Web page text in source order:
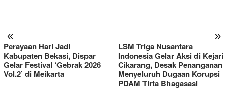
« »
Perayaan Hari Jadi
Kabupaten Bekasi, Dispar
Gelar Festival ‘Gebrak 2026
Vol.2’ di Meikarta
LSM Triga Nusantara
Indonesia Gelar Aksi di Kejari
Cikarang, Desak Penanganan
Menyeluruh Dugaan Korupsi
PDAM Tirta Bhagasasi